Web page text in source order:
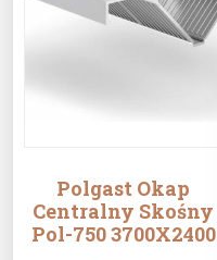
Polgast Okap
Centralny Skośny
Pol-750 3700X2400